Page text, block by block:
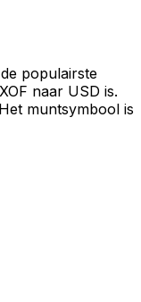
populairste
naar USD is.
muntsymbool is